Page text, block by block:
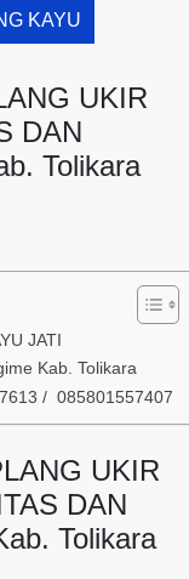
KAYU
UKIR
DAN
Tolikara
JATI
Kab. Tolikara
/ 085801557407
UKIR
DAN
Tolikara